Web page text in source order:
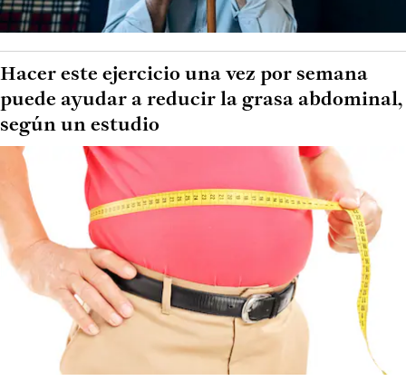
Hacer este ejercicio una vez por semana
puede ayudar a reducir la grasa abdominal,
según un estudio